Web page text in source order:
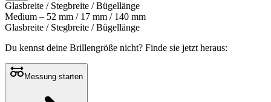
Glasbreite / Stegbreite / Bügellänge
Medium – 52 mm / 17 mm / 140 mm
Glasbreite / Stegbreite / Bügellänge
Du kennst deine Brillengröße nicht? Finde sie jetzt heraus:
Messung starten